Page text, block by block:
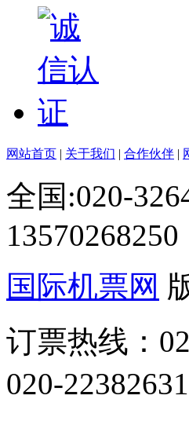
网站首页 | 关于我们 | 合作伙伴 |
全国:020-
13570268250
国际机票网
订票热线：
020-